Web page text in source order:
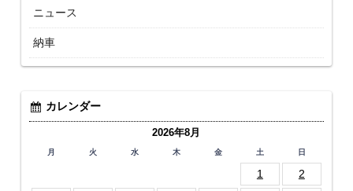
ニュース
納車
カレンダー
2026年8月
月 火 水 木 金 土 日
1
2